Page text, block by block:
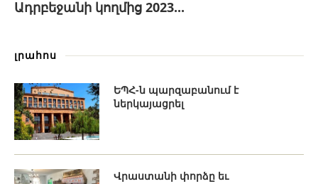
Ադրբեջանի կողմից 2023...
լրահոս
ԵՊՀ-ն պարզաբանում է
ներկայացրել
Վրաստանի փորձը եւ